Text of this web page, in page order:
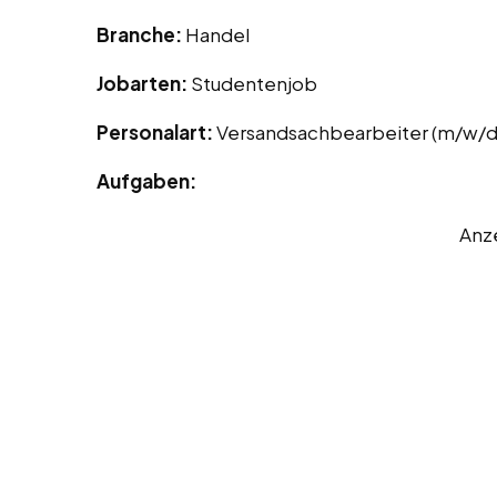
Branche: Handel
Jobarten: Studentenjob
Personalart:Versandsachbearbeiter (m/w/
Aufgaben: